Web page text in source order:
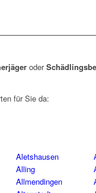
oder
für Sie da:
Aletshausen
Alling
Allmendingen